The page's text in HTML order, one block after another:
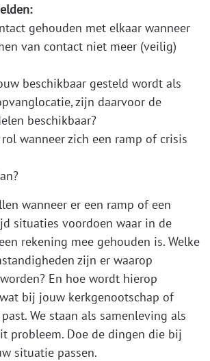
gehouden met elkaar wanneer
van contact niet meer (veilig)
beschikbaar gesteld wordt als
zijn daarvoor de
beschikbaar?
wanneer zich een ramp of crisis
wanneer er een ramp of een
situaties voordoen waar in de
rekening mee gehouden is. Welke
zijn er waarop
En hoe wordt hierop
bij jouw kerkgenootschap of
We staan als samenleving als
probleem. Doe de dingen die bij
situatie passen.